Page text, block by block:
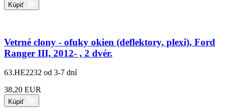
Kúpiť
Vetrné clony - ofuky okien (deflektory, plexi), Ford
Ranger III, 2012- , 2 dvér.
63.HE2232 od 3-7 dní
38,20 EUR
Kúpiť